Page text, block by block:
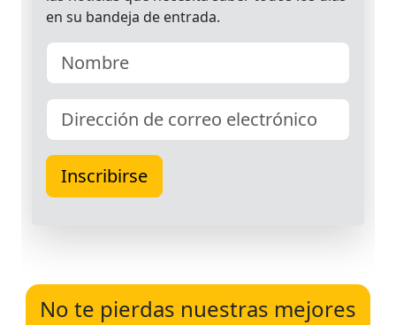
No te pierdas nuestras mejores